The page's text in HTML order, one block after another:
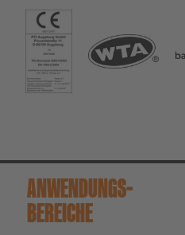
ANWENDUNGS­
BEREICHE